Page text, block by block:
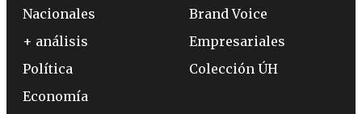
Nacionales
+ análisis
Política
Economía
Brand Voice
Empresariales
Colección ÚH